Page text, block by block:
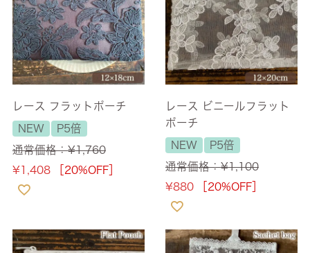
レース フラットポーチ
NEW
P5倍
通常価格：¥1,760
¥1,408 ［20%OFF］
レース ビニールフラット
ポーチ
NEW
P5倍
通常価格：¥1,100
¥880 ［20%OFF］